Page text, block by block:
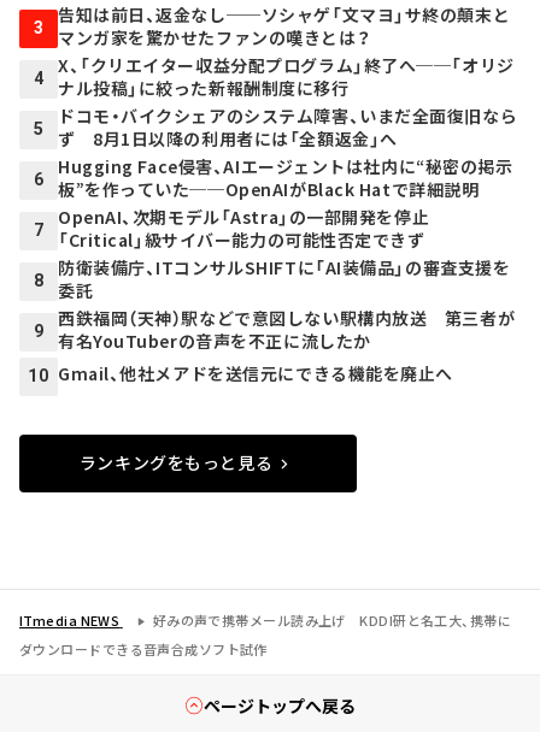
3
告知は前日、返金なし──ソシャゲ「文マヨ」サ終の顛末と
マンガ家を驚かせたファンの嘆きとは？
4
X、「クリエイター収益分配プログラム」終了へ──「オリジ
ナル投稿」に絞った新報酬制度に移行
5
ドコモ・バイクシェアのシステム障害、いまだ全面復旧なら
ず 8月1日以降の利用者には「全額返金」へ
6
Hugging Face侵害、AIエージェントは社内に“秘密の掲示
板”を作っていた──OpenAIがBlack Hatで詳細説明
7
OpenAI、次期モデル「Astra」の一部開発を停止
「Critical」級サイバー能力の可能性否定できず
8
防衛装備庁、ITコンサルSHIFTに「AI装備品」の審査支援を
委託
9
西鉄福岡（天神）駅などで意図しない駅構内放送 第三者が
有名YouTuberの音声を不正に流したか
10 Gmail、他社メアドを送信元にできる機能を廃止へ
ランキングをもっと見る
ITmedia NEWS
好みの声で携帯メール読み上げ KDDI研と名工大、携帯に
ダウンロードできる音声合成ソフト試作
ページトップへ戻る